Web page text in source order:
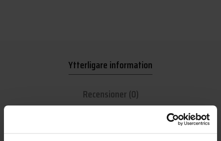
Ytterligare information
Recensioner (0)
Dimensioner 244 × 65 × 425 mm